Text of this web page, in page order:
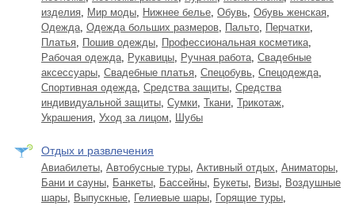
изделия, Мир моды, Нижнее белье, Обувь, Обувь женская,
Одежда, Одежда больших размеров, Пальто, Перчатки,
Платья, Пошив одежды, Профессиональная косметика,
Рабочая одежда, Рукавицы, Ручная работа, Свадебные
аксессуары, Свадебные платья, Спецобувь, Спецодежда,
Спортивная одежда, Средства защиты, Средства
индивидуальной защиты, Сумки, Ткани, Трикотаж,
Украшения, Уход за лицом, Шубы
Отдых и развлечения
Авиабилеты, Автобусные туры, Активный отдых, Аниматоры,
Бани и сауны, Банкеты, Бассейны, Букеты, Визы, Воздушные
шары, Выпускные, Гелиевые шары, Горящие туры,